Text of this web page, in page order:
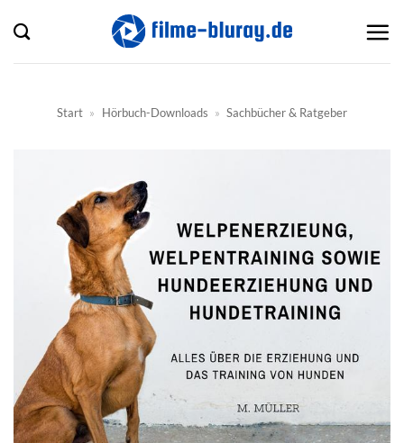
Inhalt
springen
Start » Hörbuch-Downloads » Sachbücher & Ratgeber